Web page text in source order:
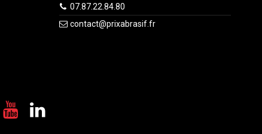
07.87.22.84.80
contact@prixabrasif.fr